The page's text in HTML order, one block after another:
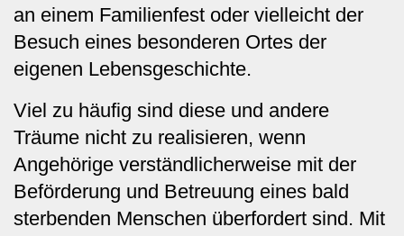
an einem Familienfest oder vielleicht der
Besuch eines besonderen Ortes der
eigenen Lebensgeschichte.
Viel zu häufig sind diese und andere
Träume nicht zu realisieren, wenn
Angehörige verständlicherweise mit der
Beförderung und Betreuung eines bald
sterbenden Menschen überfordert sind. Mit